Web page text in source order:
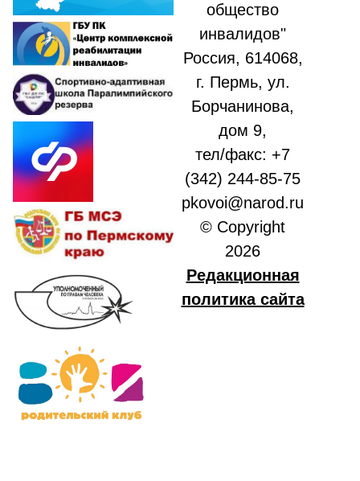
общество
инвалидов"
Россия, 614068,
г. Пермь, ул.
Борчанинова,
дом 9,
тел/факс: +7
(342) 244-85-75
pkovoi@narod.ru
© Copyright
2026
Редакционная
политика сайта